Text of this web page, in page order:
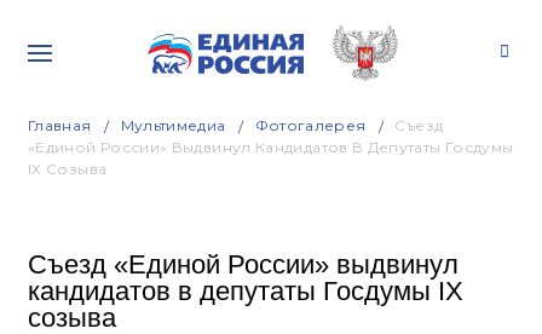
Главная Мультимедиа Фотогалерея
Съезд
«Единой России» Выдвинул Кандидатов В Депутаты Госдумы
IX Созыва
Съезд «Единой России» выдвинул
кандидатов в депутаты Госдумы IX
созыва